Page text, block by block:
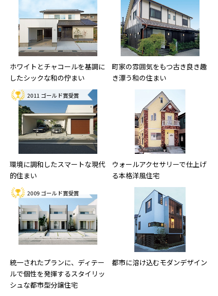
ホワイトとチャコールを基調に
したシックな和の佇まい
町家の雰囲気をもつ古き良き趣
き漂う和の住まい
2011 ゴールド賞受賞
環境に調和したスマートな現代
的住まい
ウォールアクセサリーで仕上げ
る本格洋風住宅
2009 ゴールド賞受賞
統一されたプランに、ディテー
ルで個性を発揮するスタイリッ
シュな都市型分譲住宅
都市に溶け込むモダンデザイン